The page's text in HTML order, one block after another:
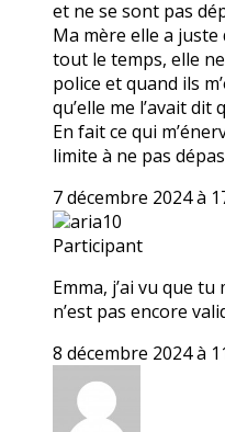
et ne se sont pas
Ma mère elle a
tout le temps, elle
police et quand ils
qu’elle me l’avait dit
En fait ce qui
limite à ne pas
7 décembre 2024 à
aria10
Participant
Emma, j’ai vu que
n’est pas encore
8 décembre 2024 à